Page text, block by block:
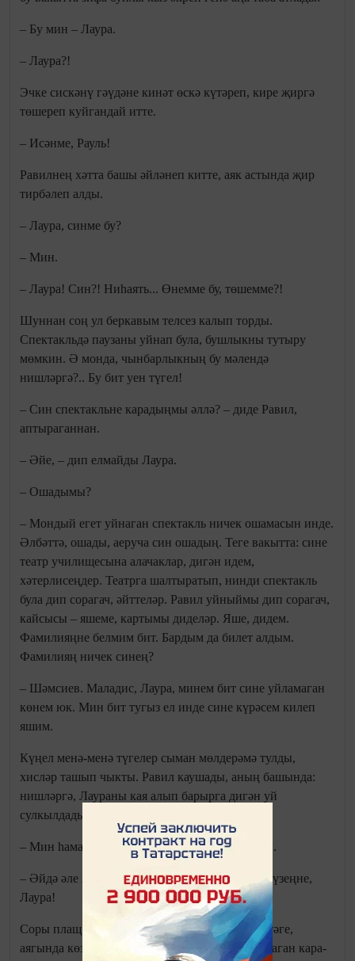
– Бу мин – Лаура.
– Лаура?!
Эчке сискәнү гәүдәне кинәт өскә күтәреп, кире җиргә
төшереп куйгандай итте.
– Исәнме, Рауль!
Равилнең хәтта башы әйләнеп китте, аяк астында җир
тирбәлеп алды.
– Лаура, синме бу?
– Мин.
– Лаура! Син?! Ниһаять... Өнемме бу, төшемме?!
Шуннан соң ул беркавым телсез калып торды.
Спектакльдә паузаны уйнап була, бушлыкны тутыру
мөмкин. Ә монда, чынбарлыкның бу мәлендә
нишләргә?.. Бу бит уен түгел!
– Син спектакльне карадыңмы әллә? – диде Равил,
аптыраганнан.
– Әйе, – дип елмайды Лаура.
– Ошадымы?
– Мондый егет уйнаган спектакль ничек ошамасын инде.
Әлбәттә, ошады, аеруча син ошадың. Теге вакытта: сине
театр училищесына алачаклар, дигән идем,
хәтерлисеңдер. Театрга шалтыратып, нинди спектакль
була дип сорагач, әйттеләр. Равил уйныймы дип сорагач,
кайсысы – яшеме, картымы диделәр. Яше, дидем.
Фамилияңне белмим бит. Бардым да билет алдым.
Фамилияң ничек синең?
– Шәмсиев. Маладис, Лаура, минем бит сине уйламаган
көнем юк. Мин бит тугыз ел инде сине күрәсем килеп
яшим.
Күңел менә-менә түгелер сыман мөлдерәмә тулды,
хисләр ташып чыкты. Равил каушады, аның башында:
нишләргә, Лаураны кая алып барырга дигән уй
сулкылдады.
– Мин һаман ышанып җитә алмыйм, – диде ул.
– Әйдә әле яктыгарак. Җентекләп карыйм әле үзеңне,
Лаура!
Соры плащ, плащыннан да озынрак күлмәк итәге,
аягында көзге ботинка, башына матур итеп ураган кара-